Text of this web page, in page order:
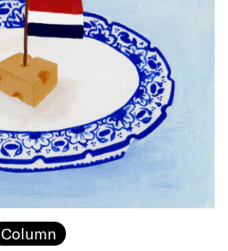
Column